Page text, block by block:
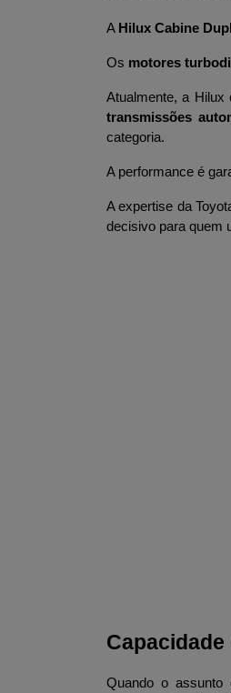
A Hilux Cabine
Os motores
Atualmente, a
transmissões
categoria.
A performance é
A expertise da
decisivo para quem
Quando o assunto